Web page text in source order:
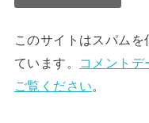
このサイトはスパム
ています。
コメントデ
ご覧ください。